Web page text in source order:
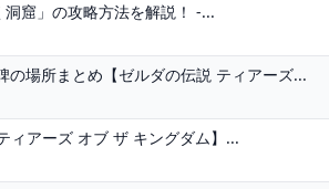
洞窟」の攻略方法を解説！ -...
場所まとめ【ゼルダの伝説 ティアーズ...
ィアーズ オブ ザ キングダム】...